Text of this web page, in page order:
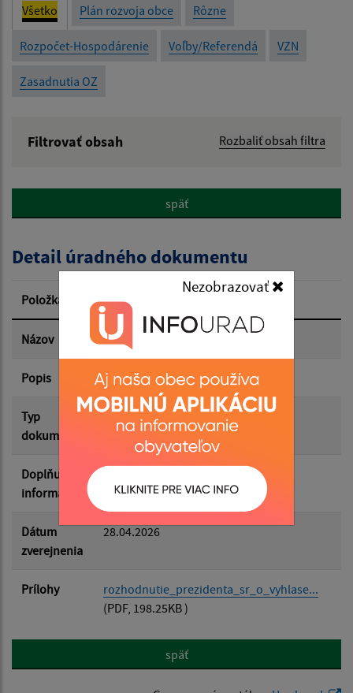
Nezobrazovať
Všetko Plán rozvoja obce Rôzne
Rozpočet-Hospodárenie Voľby/Referendá VZN
Zasadnutia OZ
Filtrovať obsah Rozbaliť obsah filtra
Popis:
Dátum zverejnenia od:
Dátum zverejnenia do:
Filtrovať Reset
späť
Detail úradného dokumentu
Položka Informácia
Názov Rozhodnutie o vyhlásení Referenda
Popis Rozhodnutie o vyhlásení Referenda
Typ
dokumentu
Voľby/Referendá
Doplňujúce
informácie
Dátum
zverejnenia
28.04.2026
Prílohy
rozhodnutie_prezidenta_sr_o_vyhlase...
(PDF, 198.25KB )
späť